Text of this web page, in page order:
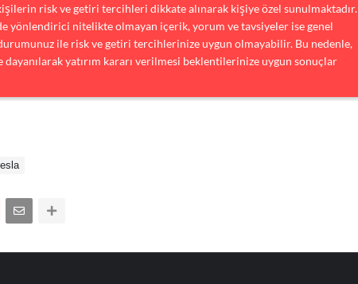
risk ve getiri tercihleri dikkate alınarak kişiye özel sunulmaktadır.
yönlendirici nitelikte olmayan içerik, yorum ve tavsiyeler ise genel
ile risk ve getiri tercihlerinize uygun olmayabilir. Bu nedenle,
yatırım kararı verilmesi beklentilerinize uygun sonuçlar